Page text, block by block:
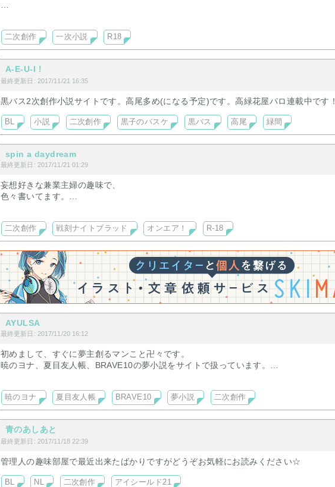
二次創作 一次小説 R18
A-E-U-I！
最終更新日: 2017/11/21 16:35
黒バス2次創作小説サイトです。高尾多め(になる予定)です。高緑花屋パロ連載中です！
BL 小説 二次創作 黒子のバスケ 黒バス 高尾 緑間
spin a daydream
最終更新日: 2017/11/21 01:29
妄想好きな兼業主婦の趣味で、
色々書いてます。
二次創作 戦刻ナイトブラッド オンエア！ R-18
AYULSA
最終更新日: 2017/11/20 16:12
初めまして、すぐに夢主創るマンこと卍々です。
暁のヨナ、夏目友人帳、BRAVE10の夢小説をサイトで扱っています。
宜しくお願いします。
暁のヨナ 夏目友人帳 BRAVE10 夢小説 二次創作
青のあしあと
最終更新日: 2017/11/18 22:39
管理人の趣味部屋で最近出来たばかりですがどうぞお気軽にお読みください☆
BL NL 二次創作 アイシールド21